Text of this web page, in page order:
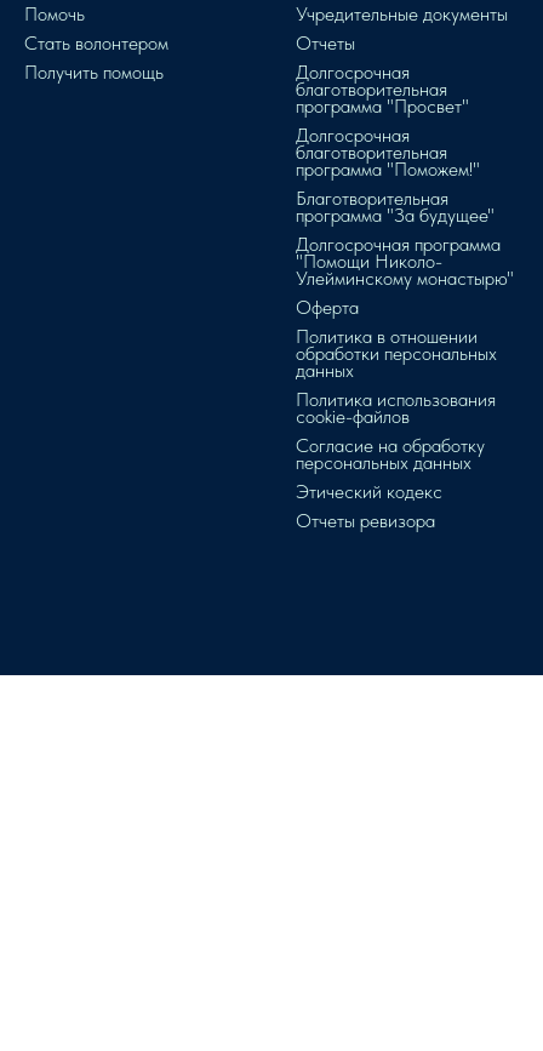
Помочь
Стать волонтером
Получить помощь
Учредительные документы
Отчеты
Долгосрочная
благотворительная
программа "Просвет"
Долгосрочная
благотворительная
программа "Поможем!"
Благотворительная
программа "За будущее"
Долгосрочная программа
"Помощи Николо-
Улейминскому монастырю"
Оферта
Политика в отношении
обработки персональных
данных
Политика использования
cookie-файлов
Согласие на обработку
персональных данных
Этический кодекс
Отчеты ревизора